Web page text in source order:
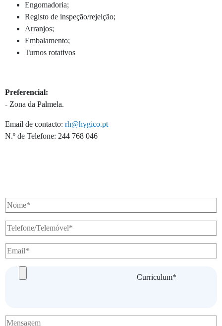
Engomadoria;
Registo de inspeção/rejeição;
Arranjos;
Embalamento;
Turnos rotativos
Preferencial:
- Zona da Palmela.
Email de contacto: rh@hygico.pt
N.º de Telefone: 244 768 046
Curriculum*